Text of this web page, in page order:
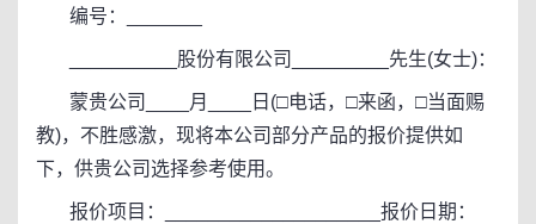
编号：_______
__________股份有限公司_________先生(女士)：
蒙贵公司____月____日(□电话，□来函，□当面赐
教)，不胜感激，现将本公司部分产品的报价提供如
下，供贵公司选择参考使用。
报价项目：____________________报价日期：